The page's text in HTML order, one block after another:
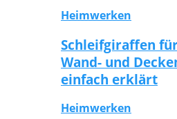
Heimwerken
Schleifgiraffen
Wand- und
einfach erklärt
Heimwerken